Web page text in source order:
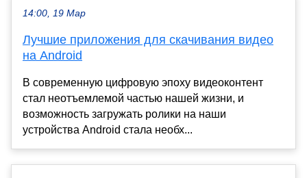
14:00, 19 Мар
Лучшие приложения для скачивания видео
на Android
В современную цифровую эпоху видеоконтент
стал неотъемлемой частью нашей жизни, и
возможность загружать ролики на наши
устройства Android стала необх...